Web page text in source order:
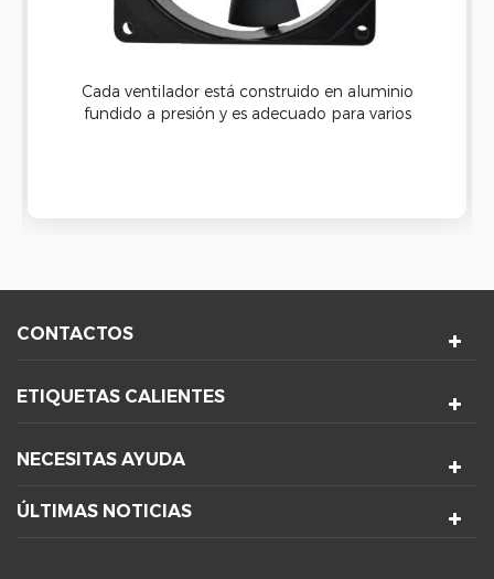
Cada ventilador está construido en aluminio
fundido a presión y es adecuado para varios
CONTACTOS
ETIQUETAS CALIENTES
NECESITAS AYUDA
ÚLTIMAS NOTICIAS